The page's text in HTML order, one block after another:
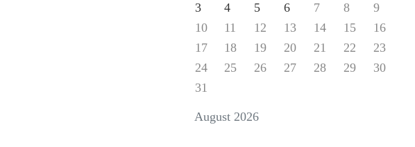
August 2026
3
4 5 6 7 8
9
10
11 12 13 14 15
16
17
18 19 20 21 22
23
24
25 26 27 28 29
30
31